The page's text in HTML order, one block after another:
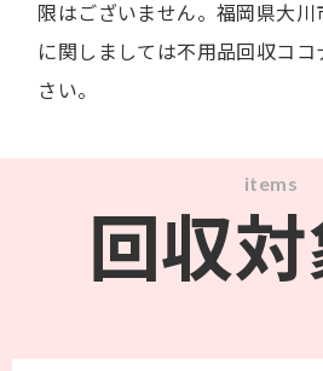
限はございません。福岡県大
に関しましては不用品回収コ
さい。
items
回収